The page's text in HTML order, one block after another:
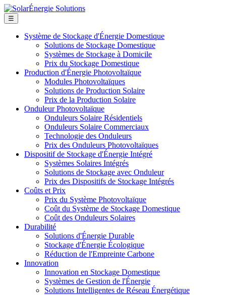
☰
Système de Stockage d'Énergie Domestique
Solutions de Stockage Domestique
Systèmes de Stockage à Domicile
Prix du Stockage Domestique
Production d'Énergie Photovoltaïque
Modules Photovoltaïques
Solutions de Production Solaire
Prix de la Production Solaire
Onduleur Photovoltaïque
Onduleurs Solaire Résidentiels
Onduleurs Solaire Commerciaux
Technologie des Onduleurs
Prix des Onduleurs Photovoltaïques
Dispositif de Stockage d'Énergie Intégré
Systèmes Solaires Intégrés
Solutions de Stockage avec Onduleur
Prix des Dispositifs de Stockage Intégrés
Coûts et Prix
Prix du Système Photovoltaïque
Coût du Système de Stockage Domestique
Coût des Onduleurs Solaires
Durabilité
Solutions d'Énergie Durable
Stockage d'Énergie Écologique
Réduction de l'Empreinte Carbone
Innovation
Innovation en Stockage Domestique
Systèmes de Gestion de l'Énergie
Solutions Intelligentes de Réseau Énergétique